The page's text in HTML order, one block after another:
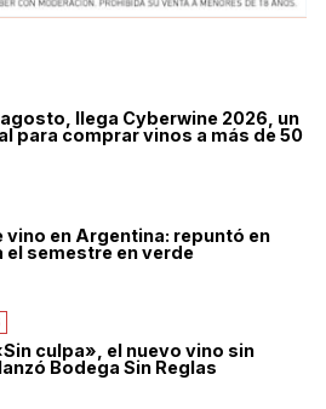
agosto, llega Cyberwine 2026, un
para comprar vinos a más de 50
vino en Argentina: repuntó en
el semestre en verde
culpa», el nuevo vino sin
Bodega Sin Reglas